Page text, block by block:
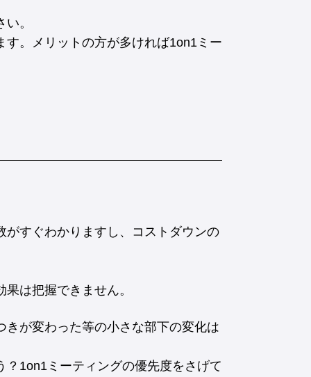
。
。メリットの方が多ければ1on1ミー
すぐわかりますし、コストダウンの
は把握できません。
が変わった等の小さな部下の変化は
1on1ミーティングの優先度をさげて